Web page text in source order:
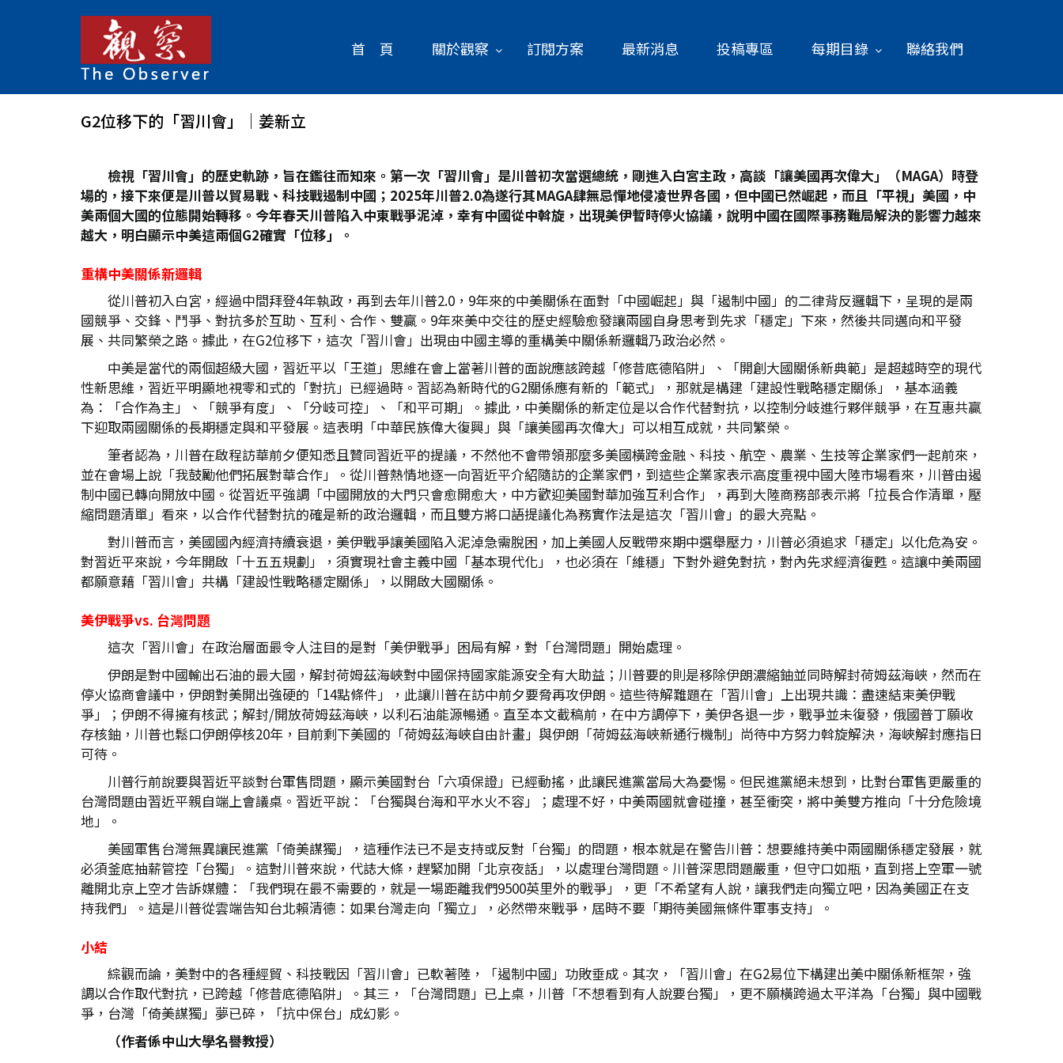
首 頁 關於觀察 訂閱方案 最新消息 投稿專區 每期目錄 聯絡我們
G2位移下的「習川會」│姜新立
檢視「習川會」的歷史軌跡，旨在鑑往而知來。第一次「習川會」是川普初次當選總統，剛進入白宮主政，高談「讓美國再次偉大」（MAGA）時登
場的，接下來便是川普以貿易戰、科技戰遏制中國；2025年川普2.0為遂行其MAGA肆無忌憚地侵凌世界各國，但中國已然崛起，而且「平視」美國，中
美兩個大國的位態開始轉移。今年春天川普陷入中東戰爭泥淖，幸有中國從中斡旋，出現美伊暫時停火協議，說明中國在國際事務難局解決的影響力越來
越大，明白顯示中美這兩個G2確實「位移」。
重構中美關係新邏輯
從川普初入白宮，經過中間拜登4年執政，再到去年川普2.0，9年來的中美關係在面對「中國崛起」與「遏制中國」的二律背反邏輯下，呈現的是兩
國競爭、交鋒、鬥爭、對抗多於互助、互利、合作、雙贏。9年來美中交往的歷史經驗愈發讓兩國自身思考到先求「穩定」下來，然後共同邁向和平發
展、共同繁榮之路。據此，在G2位移下，這次「習川會」出現由中國主導的重構美中關係新邏輯乃政治必然。
中美是當代的兩個超級大國，習近平以「王道」思維在會上當著川普的面說應該跨越「修昔底德陷阱」、「開創大國關係新典範」是超越時空的現代
性新思維，習近平明顯地視零和式的「對抗」已經過時。習認為新時代的G2關係應有新的「範式」，那就是構建「建設性戰略穩定關係」，基本涵義
為：「合作為主」、「競爭有度」、「分岐可控」、「和平可期」。據此，中美關係的新定位是以合作代替對抗，以控制分岐進行夥伴競爭，在互惠共贏
下迎取兩國關係的長期穩定與和平發展。這表明「中華民族偉大復興」與「讓美國再次偉大」可以相互成就，共同繁榮。
筆者認為，川普在啟程訪華前夕便知悉且贊同習近平的提議，不然他不會帶領那麼多美國橫跨金融、科技、航空、農業、生技等企業家們一起前來，
並在會場上說「我鼓勵他們拓展對華合作」。從川普熱情地逐一向習近平介紹隨訪的企業家們，到這些企業家表示高度重視中國大陸市場看來，川普由遏
制中國已轉向開放中國。從習近平強調「中國開放的大門只會愈開愈大，中方歡迎美國對華加強互利合作」，再到大陸商務部表示將「拉長合作清單，壓
縮問題清單」看來，以合作代替對抗的確是新的政治邏輯，而且雙方將口語提議化為務實作法是這次「習川會」的最大亮點。
對川普而言，美國國內經濟持續衰退，美伊戰爭讓美國陷入泥淖急需脫困，加上美國人反戰帶來期中選舉壓力，川普必須追求「穩定」以化危為安。
對習近平來說，今年開啟「十五五規劃」，須實現社會主義中國「基本現代化」，也必須在「維穩」下對外避免對抗，對內先求經濟復甦。這讓中美兩國
都願意藉「習川會」共構「建設性戰略穩定關係」，以開啟大國關係。
美伊戰爭vs. 台灣問題
這次「習川會」在政治層面最令人注目的是對「美伊戰爭」困局有解，對「台灣問題」開始處理。
伊朗是對中國輸出石油的最大國，解封荷姆茲海峽對中國保持國家能源安全有大助益；川普要的則是移除伊朗濃縮鈾並同時解封荷姆茲海峽，然而在
停火協商會議中，伊朗對美開出強硬的「14點條件」，此讓川普在訪中前夕要脅再攻伊朗。這些待解難題在「習川會」上出現共識：盡速結束美伊戰
爭」；伊朗不得擁有核武；解封/開放荷姆茲海峽，以利石油能源暢通。直至本文截稿前，在中方調停下，美伊各退一步，戰爭並未復發，俄國普丁願收
存核鈾，川普也鬆口伊朗停核20年，目前剩下美國的「荷姆茲海峽自由計畫」與伊朗「荷姆茲海峽新通行機制」尚待中方努力斡旋解決，海峽解封應指日
可待。
川普行前說要與習近平談對台軍售問題，顯示美國對台「六項保證」已經動搖，此讓民進黨當局大為憂惕。但民進黨絕未想到，比對台軍售更嚴重的
台灣問題由習近平親自端上會議桌。習近平說：「台獨與台海和平水火不容」；處理不好，中美兩國就會碰撞，甚至衝突，將中美雙方推向「十分危險境
地」。
美國軍售台灣無異讓民進黨「倚美謀獨」，這種作法已不是支持或反對「台獨」的問題，根本就是在警告川普：想要維持美中兩國關係穩定發展，就
必須釜底抽薪管控「台獨」。這對川普來說，代誌大條，趕緊加開「北京夜話」，以處理台灣問題。川普深思問題嚴重，但守口如瓶，直到搭上空軍一號
離開北京上空才告訴媒體：「我們現在最不需要的，就是一場距離我們9500英里外的戰爭」，更「不希望有人說，讓我們走向獨立吧，因為美國正在支
持我們」。這是川普從雲端告知台北賴清德：如果台灣走向「獨立」，必然帶來戰爭，屆時不要「期待美國無條件軍事支持」。
小結
綜觀而論，美對中的各種經貿、科技戰因「習川會」已軟著陸，「遏制中國」功敗垂成。其次，「習川會」在G2易位下構建出美中關係新框架，強
調以合作取代對抗，已跨越「修昔底德陷阱」。其三，「台灣問題」已上桌，川普「不想看到有人說要台獨」，更不願橫跨過太平洋為「台獨」與中國戰
爭，台灣「倚美謀獨」夢已碎，「抗中保台」成幻影。
（作者係中山大學名譽教授）